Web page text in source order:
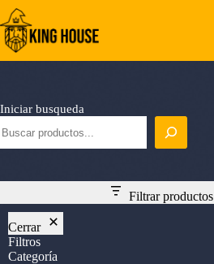
Saltar
al
contenido
Iniciar busqueda
Filtrar productos
Cerrar
Filtros
Categoría